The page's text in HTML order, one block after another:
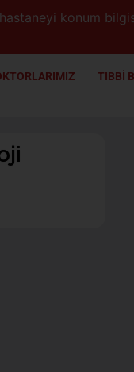
hastaneyi konum
TIBBİ